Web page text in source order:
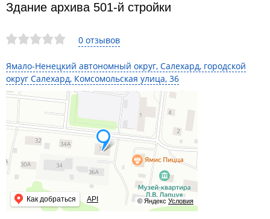
0 отзывов
Ямало-Ненецкий автономный округ, Салехард, городской
округ Салехард, Комсомольская улица, 36
© Яндекс Условия
Как добраться API
Здание архива 501-й стройки